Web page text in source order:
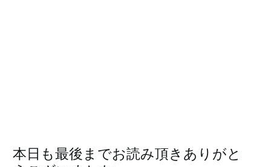
本日も最後までお読み頂きありがと